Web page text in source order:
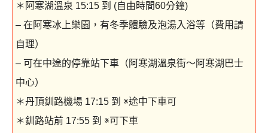
＊阿寒湖溫泉 15:15 到 (自由時間60分鐘)
– 在阿寒冰上樂園，有冬季體驗及泡湯入浴等（費用請
自理）
– 可在中途的停靠站下車（阿寒湖溫泉街～阿寒湖巴士
中心）
＊丹頂釧路機場 17:15 到 ※途中下車可
＊釧路站前 17:55 到 ※可下車